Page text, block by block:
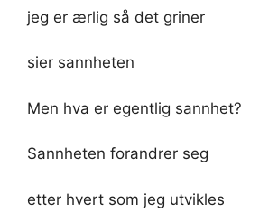
jeg er ærlig så det griner
sier sannheten
Men hva er egentlig sannhet?
Sannheten forandrer seg
etter hvert som jeg utvikles